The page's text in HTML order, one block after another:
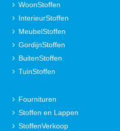
WoonStoffen
InterieurStoffen
MeubelStoffen
GordijnStoffen
BuitenStoffen
TuinStoffen
Fournituren
Stoffen en Lappen
StoffenVerkoop